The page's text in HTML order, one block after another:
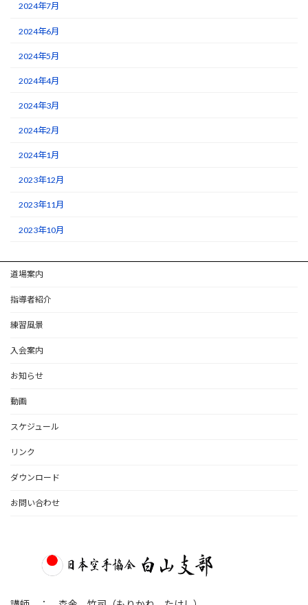
2024年7月
2024年6月
2024年5月
2024年4月
2024年3月
2024年2月
2024年1月
2023年12月
2023年11月
2023年10月
道場案内
指導者紹介
練習風景
入会案内
お知らせ
動画
スケジュール
リンク
ダウンロード
お問い合わせ